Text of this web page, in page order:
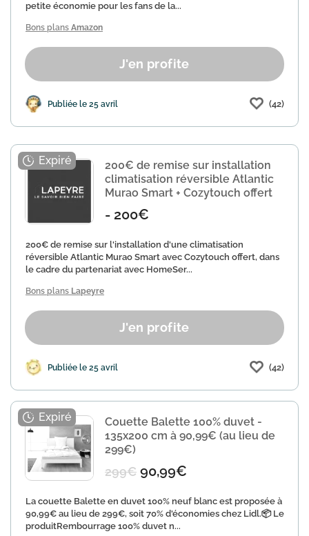
petite économie pour les fans de la...
Bons plans Amazon
J'en profite
Publiée le 25 avril (42)
200€ de remise sur installation
climatisation réversible Atlantic
Murao Smart + Cozytouch offert
- 200€
200€ de remise sur l'installation d'une climatisation
réversible Atlantic Murao Smart avec Cozytouch offert, dans
le cadre du partenariat avec HomeSer...
Bons plans Lapeyre
J'en profite
Publiée le 25 avril (42)
Couette Balette 100% duvet -
135x200 cm à 90,99€ (au lieu de
299€)
299€ 90,99€
La couette Balette en duvet 100% neuf blanc est proposée à
90,99€ au lieu de 299€, soit 70% d'économies chez Lidl.📦 Le
produitRembourrage 100% duvet n...